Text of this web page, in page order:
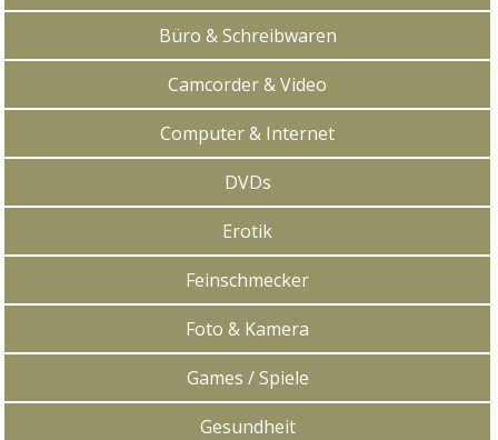
Büro & Schreibwaren
Camcorder & Video
Computer & Internet
DVDs
Erotik
Feinschmecker
Foto & Kamera
Games / Spiele
Gesundheit